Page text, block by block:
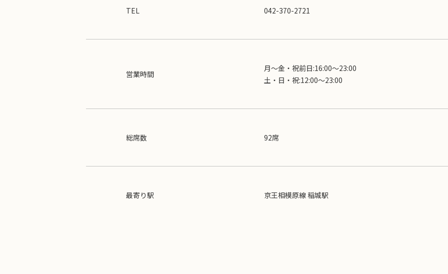
TEL 042-370-2721
営業時間
月～金・祝前日:16:00〜23:00
土・日・祝:12:00～23:00
総席数 92席
最寄り駅 京王相模原線 稲城駅